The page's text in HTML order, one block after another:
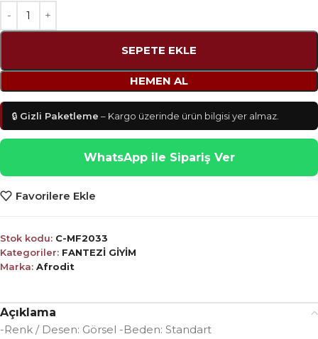
SEPETE EKLE
HEMEN AL
🔒 Gizli Paketleme – Kargo üzerinde ürün bilgisi yer almaz.
WhatsApp ile Sipariş Ver
Favorilere Ekle
Stok kodu: C-MF2033
Kategoriler: FANTEZİ GİYİM
Marka: Afrodit
Açıklama
-Renk / Desen: Görsel -Beden: Standart